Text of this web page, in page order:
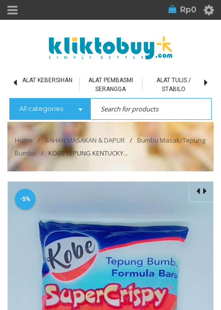
Rp0
ALAT KEBERSIHAN
ALAT PEMBASMI
SERANGGA
ALAT TULIS /
STABILO
All categories
Home / BAHAN MASAKAN & DAPUR /
Bumbu Masak/Tepung
Bumbu / KOBE TEPUNG KENTUCKY...
-5%